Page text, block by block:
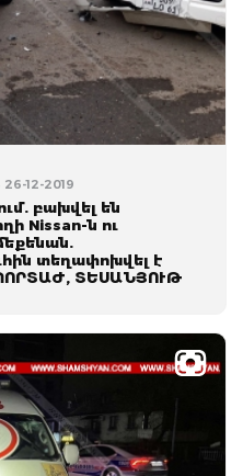
26-12-2019
բախվել են
Nissan-ն ու
տեղափոխվել է
ՏԵՍԱՆՅՈՒԹ